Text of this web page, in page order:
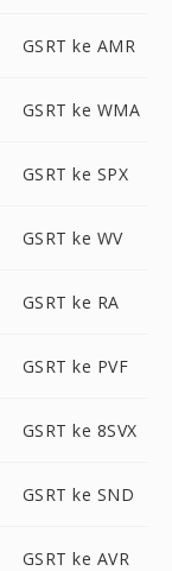
GSRT ke AMR
GSRT ke WMA
GSRT ke SPX
GSRT ke WV
GSRT ke RA
GSRT ke PVF
GSRT ke 8SVX
GSRT ke SND
GSRT ke AVR